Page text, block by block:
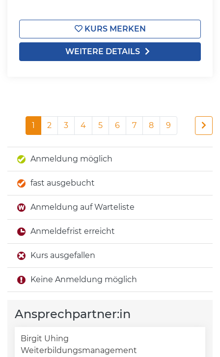
KURS MERKEN
WEITERE DETAILS
1 2 3 4 5 6 7 8 9
Anmeldung möglich
fast ausgebucht
Anmeldung auf Warteliste
Anmeldefrist erreicht
Kurs ausgefallen
Keine Anmeldung möglich
Ansprechpartner:in
Birgit Uhing
Weiterbildungsmanagement